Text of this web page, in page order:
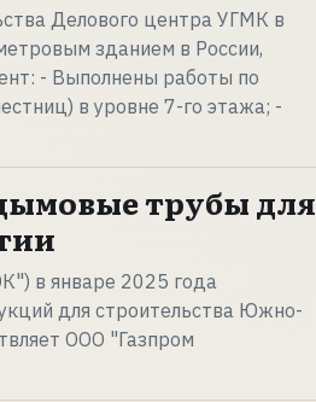
Делового центра УГМК в
зданием в России,
- Выполнены работы по
в уровне 7-го этажа; -
трубы для
в январе 2025 года
для строительства Южно-
ООО "Газпром